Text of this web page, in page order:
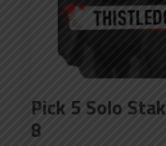
Pick 5 Solo
8